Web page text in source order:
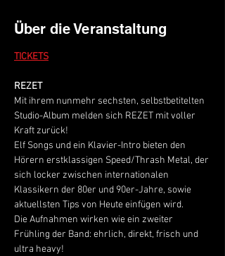
Über die Veranstaltung
TICKETS
REZET
Mit ihrem nunmehr sechsten, selbstbetitelten
Studio-Album melden sich REZET mit voller
Kraft zurück!
Elf Songs und ein Klavier-Intro bieten den
Hörern erstklassigen Speed/Thrash Metal, der
sich locker zwischen internationalen
Klassikern der 80er und 90er-Jahre, sowie
aktuellsten Tips von Heute einfügen wird.
Die Aufnahmen wirken wie ein zweiter
Frühling der Band: ehrlich, direkt, frisch und
ultra heavy!